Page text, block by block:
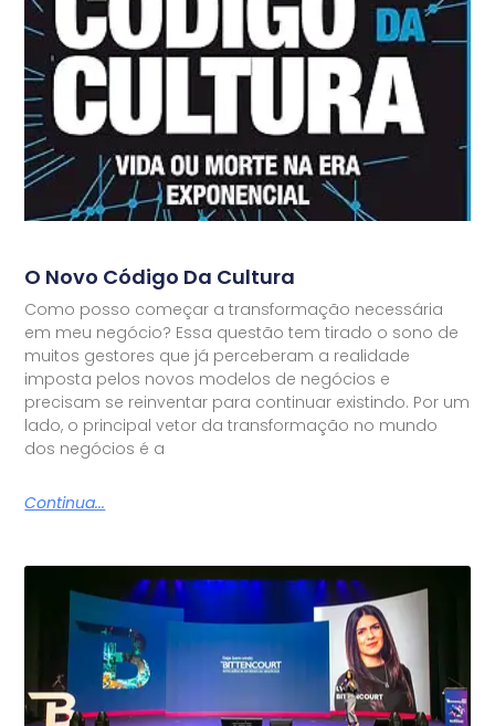
O Novo Código Da Cultura
Como posso começar a transformação necessária
em meu negócio? Essa questão tem tirado o sono de
muitos gestores que já perceberam a realidade
imposta pelos novos modelos de negócios e
precisam se reinventar para continuar existindo. Por um
lado, o principal vetor da transformação no mundo
dos negócios é a
Continua...